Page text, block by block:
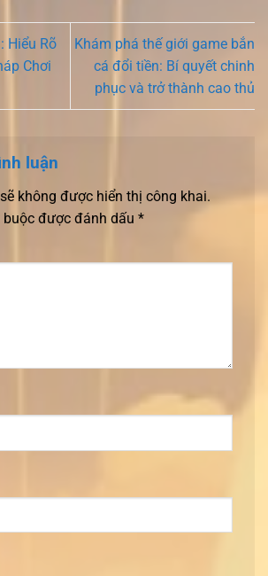
Hiểu Rõ
Chơi
Khám phá thế giới game bắn
cá đổi tiền: Bí quyết chinh
phục và trở thành cao thủ
luận
không được hiển thị công khai.
buộc được đánh dấu *